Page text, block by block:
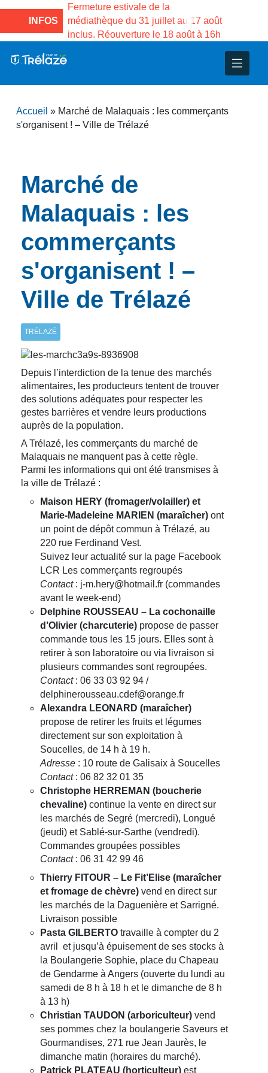
INFOS
Maison des
Gama du
Fermeture estivale de la
médiathèque du 31 juillet au 17 août
inclus. Réouverture le 18 août à 16h
Services
3 au 21
et d’animations
Projets
– Jumelage
Accueil » Marché de Malaquais : les commerçants
s'organisent ! – Ville de Trélazé
Marché de
Malaquais : les
commerçants
s'organisent ! –
Ville de Trélazé
TRÉLAZÉ
Depuis l’interdiction de la tenue des marchés
alimentaires, les producteurs tentent de trouver
des solutions adéquates pour respecter les
gestes barrières et vendre leurs productions
auprès de la population.
A Trélazé, les commerçants du marché de
Malaquais ne manquent pas à cette règle.
Parmi les informations qui ont été transmises à
la ville de Trélazé :
Maison HERY (fromager/volailler) et
Marie-Madeleine MARIEN (maraîcher) ont
un point de dépôt commun à Trélazé, au
220 rue Ferdinand Vest.
Suivez leur actualité sur la page Facebook
LCR Les commerçants regroupés
Contact: j-m.hery@hotmail.fr (commandes
avant le week-end)
Delphine ROUSSEAU – La cochonaille
d’Olivier (charcuterie) propose de passer
commande tous les 15 jours. Elles sont à
retirer à son laboratoire ou via livraison si
plusieurs commandes sont regroupées.
Contact: 06 33 03 92 94 /
delphinerousseau.cdef@orange.fr
Alexandra LEONARD (maraîcher)
propose de retirer les fruits et légumes
directement sur son exploitation à
Soucelles, de 14 h à 19 h.
Adresse : 10 route de Galisaix à Soucelles
Contact: 06 82 32 01 35
Christophe HERREMAN (boucherie
chevaline) continue la vente en direct sur
les marchés de Segré (mercredi), Longué
(jeudi) et Sablé-sur-Sarthe (vendredi).
Commandes groupées possibles
Contact: 06 31 42 99 46
Thierry FITOUR – Le Fit’Elise (maraîcher
et fromage de chèvre) vend en direct sur
les marchés de la Daguenière et Sarrigné.
Livraison possible
Pasta GILBERTO travaille à compter du 2
avril et jusqu’à épuisement de ses stocks à
la Boulangerie Sophie, place du Chapeau
de Gendarme à Angers (ouverte du lundi au
samedi de 8 h à 18 h et le dimanche de 8 h
à 13 h)
Christian TAUDON (arboriculteur) vend
ses pommes chez la boulangerie Saveurs et
Gourmandises, 271 rue Jean Jaurès, le
dimanche matin (horaires du marché).
Patrick PLATEAU (horticulteur) est